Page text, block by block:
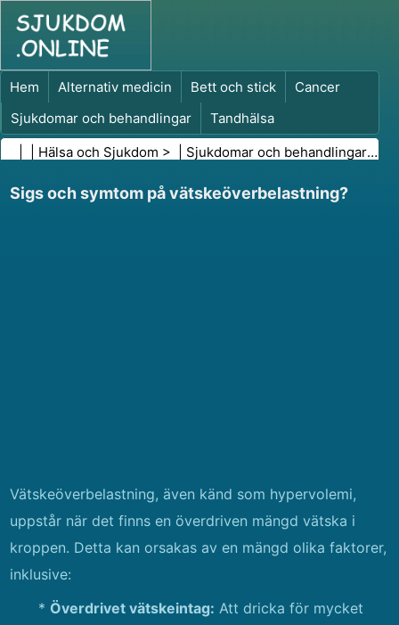
Hem Alternativ medicin Bett och stick
Cancer
Sjukdomar och behandlingar
Tandhälsa
Kost och näring
Familjehälsa
Hälsa och Sjukdom > | Sjukdomar och behandlingar|
Sigs och symtom på vätskeöverbelastning?
Vätskeöverbelastning, även känd som hypervolemi,
uppstår när det finns en överdriven mängd vätska i
kroppen. Detta kan orsakas av en mängd olika faktorer,
inklusive:
* Överdrivet vätskeintag: Att dricka för mycket